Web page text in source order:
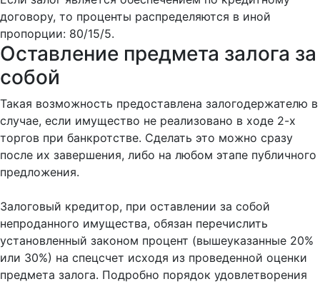
договору, то проценты распределяются в иной
пропорции: 80/15/5.
Оставление предмета залога за
собой
Такая возможность предоставлена залогодержателю в
случае, если имущество не реализовано в ходе 2-х
торгов при банкротстве. Сделать это можно сразу
после их завершения, либо на любом этапе публичного
предложения.
Залоговый кредитор, при оставлении за собой
непроданного имущества, обязан перечислить
установленный законом процент (вышеуказанные 20%
или 30%) на спецсчет исходя из проведенной оценки
предмета залога. Подробно порядок удовлетворения